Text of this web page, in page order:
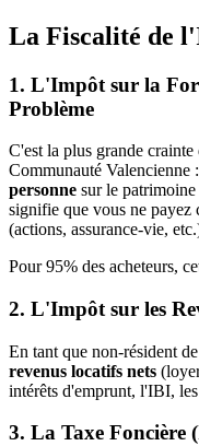
La Fiscalité de
1. L'Impôt sur la
Problème
C'est la plus grande
Communauté Valencienne
personne sur le
signifie que vous ne
(actions, assurance-vie,
Pour 95% des acheteurs,
2. L'Impôt sur les
En tant que non-résident
revenus locatifs nets
intérêts d'emprunt, l'IBI,
3. La Taxe Foncière